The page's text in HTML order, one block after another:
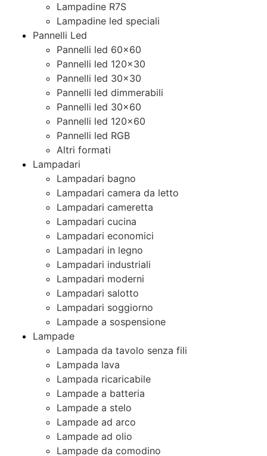
Lampadine R7S
Lampadine led speciali
Pannelli Led
Pannelli led 60×60
Pannelli led 120×30
Pannelli led 30×30
Pannelli led dimmerabili
Pannelli led 30×60
Pannelli led 120×60
Pannelli led RGB
Altri formati
Lampadari
Lampadari bagno
Lampadari camera da letto
Lampadari cameretta
Lampadari cucina
Lampadari economici
Lampadari in legno
Lampadari industriali
Lampadari moderni
Lampadari salotto
Lampadari soggiorno
Lampade a sospensione
Lampade
Lampada da tavolo senza fili
Lampada lava
Lampada ricaricabile
Lampade a batteria
Lampade a stelo
Lampade ad arco
Lampade ad olio
Lampade da comodino